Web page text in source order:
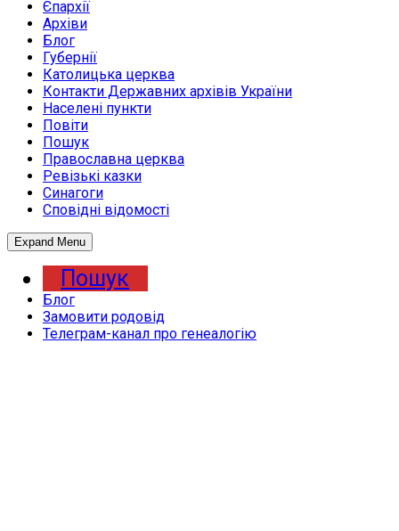
Єпархії
Архіви
Блог
Губернії
Католицька церква
Контакти Державних архівів України
Населені пункти
Повіти
Пошук
Православна церква
Ревізькі казки
Синагоги
Сповідні відомості
Expand Menu
Пошук
Блог
Замовити родовід
Телеграм-канал про генеалогію